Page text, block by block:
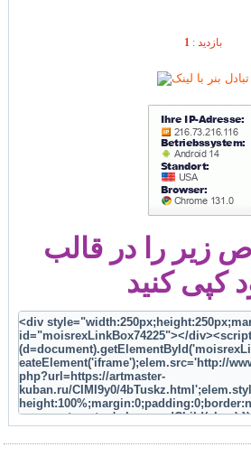
بازديد : 1
زیر را در قالب
کپی کنید